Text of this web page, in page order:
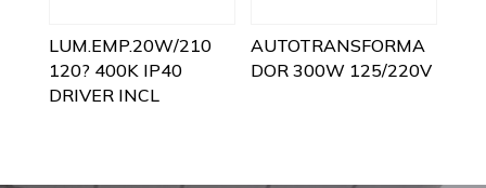
LUM.EMP.20W/210
120? 400K IP40
DRIVER INCL
AUTOTRANSFORMA
DOR 300W 125/220V